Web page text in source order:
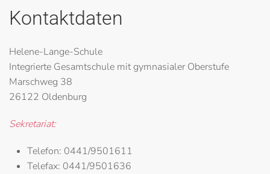
Kontaktdaten
Helene-Lange-Schule
Integrierte Gesamtschule mit gymnasialer Oberstufe
Marschweg 38
26122 Oldenburg
Sekretariat:
Telefon: 0441/9501611
Telefax: 0441/9501636